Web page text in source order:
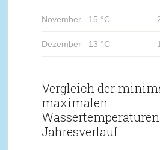
November 15 °C
Dezember 13 °C
Vergleich der
maximalen
Jahresverlauf